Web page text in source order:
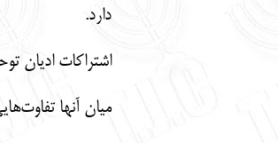
دارد.
اشتراکات ادیان
میان آنها